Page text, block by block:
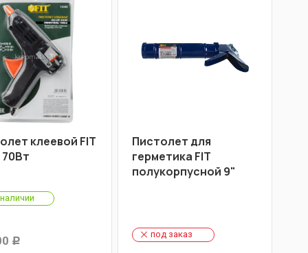
клеевой FIT
70Вт
Р
Пистолет для
герметика FIT
полукорпусной 9"
под заказ